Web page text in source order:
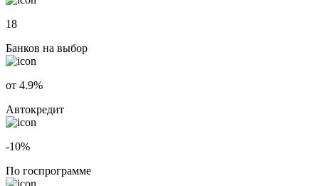
18
Банков на выбор
от 4.9%
Автокредит
-10%
По госпрограмме